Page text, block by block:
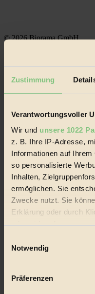
Zustimmung
Verantwortungsvoller
Wir und unsere 1022
z. B. Ihre IP-Adresse,
Informationen auf
so personalisierte
Inhalten,
ermöglichen. Sie
Zwecke nutzt. Sie
Erklärung oder durch
oder widerrufen
Wenn Sie es erlauben,
Ihr Gerät durch
Notwendig
Präferenzen
© 2026 Biorama GmbH
Handels mit Bioprodukten,
Social Media
22.601 Fans auf Facebook
3.415 Follower auf Twitter
Folge uns auf Instagram
Themen
Bio
Vegan